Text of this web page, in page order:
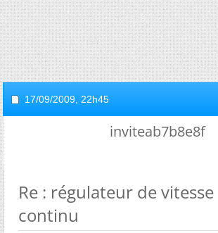
17/09/2009, 22h45
inviteab7b8e8f
Re : régulateur de
continu